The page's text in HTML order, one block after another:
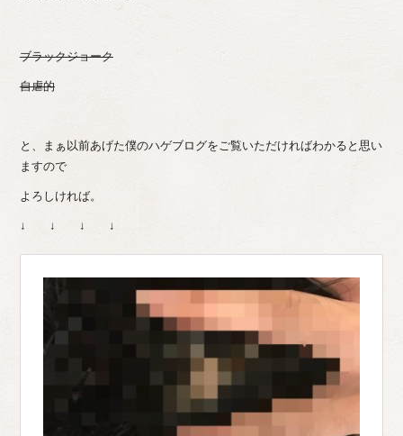
ブラックジョーク
自虐的
と、まぁ以前あげた僕のハゲブログをご覧いただければわかると思い
ますので
よろしければ。
↓ ↓ ↓ ↓